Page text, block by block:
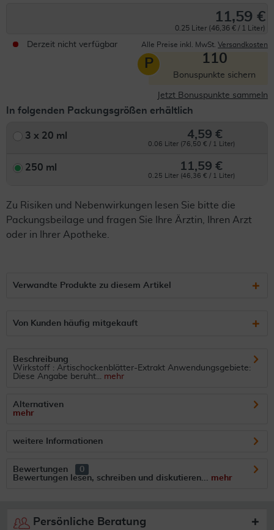
11,59 €
0.25 Liter (46,36 € / 1 Liter)
Derzeit nicht verfügbar Alle Preise inkl. MwSt. Versandkosten
P 110
Bonuspunkte sichern
Jetzt Bonuspunkte sammeln
In folgenden Packungsgrößen erhältlich
3 x 20 ml 4,59 €
0.06 Liter (76,50 € / 1 Liter)
250 ml 11,59 €
0.25 Liter (46,36 € / 1 Liter)
Zu Risiken und Nebenwirkungen lesen Sie bitte die
Packungsbeilage und fragen Sie Ihre Ärztin, Ihren Arzt
oder in Ihrer Apotheke.
Verwandte Produkte zu diesem Artikel
Von Kunden häufig mitgekauft
Beschreibung
Wirkstoff : Artischockenblätter-Extrakt Anwendungsgebiete:
Diese Angabe beruht... mehr
Alternativen
mehr
weitere Informationen
Bewertungen
0
Bewertungen lesen, schreiben und diskutieren... mehr
Persönliche Beratung